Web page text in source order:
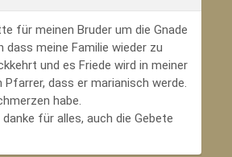
für meinen Bruder um die Gnade
dass meine Familie wieder zu
und es Friede wird in meiner
Pfarrer, dass er marianisch werde.
habe.
für alles, auch die Gebete